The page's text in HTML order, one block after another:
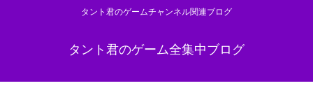
タント君のゲームチャンネル関連ブログ
タント君のゲーム全集中ブログ